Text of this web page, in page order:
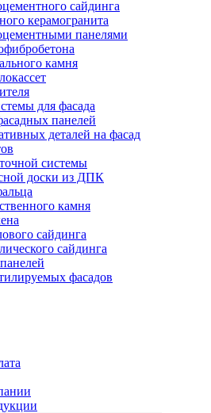
сайдинга
керамогранита
панелями
камня
для фасада
панелей
деталей на фасад
системы
доски из ДПК
камня
сайдинга
сайдинга
фасадов